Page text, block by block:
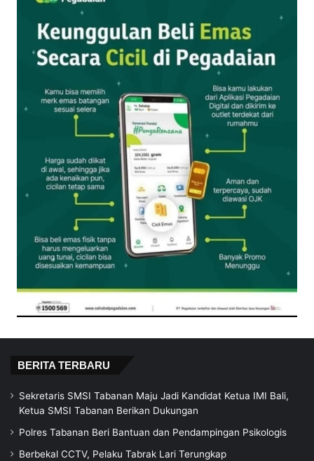
BERITA TERBARU
Sekretaris SMSI Tabanan Maju Jadi Kandidat Ketua IMI Bali,
Ketua SMSI Tabanan Berikan Dukungan
Polres Tabanan Beri Bantuan dan Pendampingan Psikologis
Berbekal CCTV, Pelaku Tabrak Lari Terungkap